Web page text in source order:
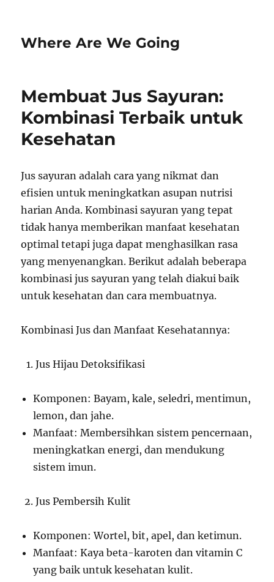
Where Are We Going
Membuat Jus Sayuran:
Kombinasi Terbaik untuk
Kesehatan
Jus sayuran adalah cara yang nikmat dan
efisien untuk meningkatkan asupan nutrisi
harian Anda. Kombinasi sayuran yang tepat
tidak hanya memberikan manfaat kesehatan
optimal tetapi juga dapat menghasilkan rasa
yang menyenangkan. Berikut adalah beberapa
kombinasi jus sayuran yang telah diakui baik
untuk kesehatan dan cara membuatnya.
Kombinasi Jus dan Manfaat Kesehatannya:
Jus Hijau Detoksifikasi
Komponen: Bayam, kale, seledri, mentimun,
lemon, dan jahe.
Manfaat: Membersihkan sistem pencernaan,
meningkatkan energi, dan mendukung
sistem imun.
Jus Pembersih Kulit
Komponen: Wortel, bit, apel, dan ketimun.
Manfaat: Kaya beta-karoten dan vitamin C
yang baik untuk kesehatan kulit.